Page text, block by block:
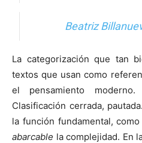
Beatriz
La categorización que tan
textos que usan como
el pensamiento
Clasificación cerrada,
la función fundamental,
abarcable la complejidad. En